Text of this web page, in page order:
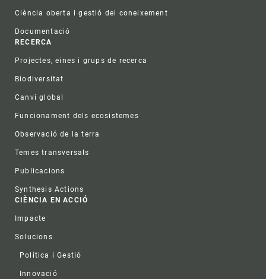
Ciència oberta i gestió del coneixement
Documentació
RECERCA
Projectes, eines i grups de recerca
Biodiversitat
Canvi global
Funcionament dels ecosistemes
Observació de la terra
Temes transversals
Publicacions
Synthesis Actions
CIÈNCIA EN ACCIÓ
Impacte
Solucions
Política i Gestió
Innovació